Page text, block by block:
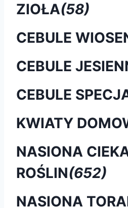
ZIOŁA(58)
CEBULE
CEBULE
CEBULE
KWIATY
NASIONA
ROŚLIN(652)
NASIONA